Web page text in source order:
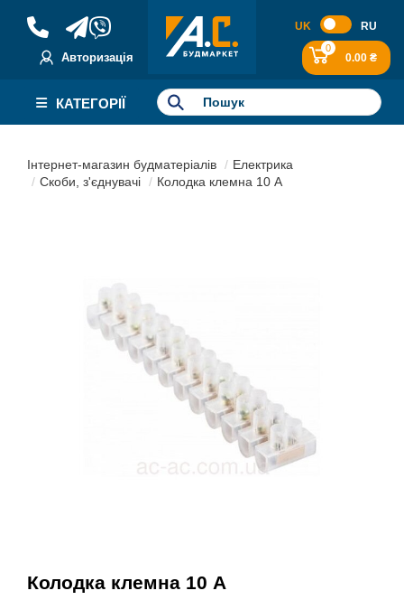
Авторизація
UK RU
0
0.00 ₴
КАТЕГОРІЇ
Інтернет-магазин будматеріалів
Електрика
Скоби, з'єднувачі
Колодка клемна 10 А
Колодка клемна 10 А